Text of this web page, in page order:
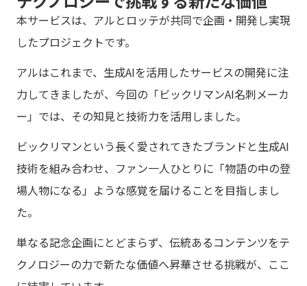
本サービスは、アルとロッテが共同で企画・開発し実現
したプロジェクトです。
アルはこれまで、生成AIを活用したサービスの開発に注
力してきましたが、今回の「ビックリマンAI名刺メーカ
ー」では、その知見と技術力を活用しました。
ビックリマンという長く愛されてきたブランドと生成AI
技術を組み合わせ、ファン一人ひとりに「物語の中の登
場人物になる」ような感覚を届けることを目指しまし
た。
単なる記念企画にとどまらず、伝統あるコンテンツをテ
クノロジーの力で新たな価値へ昇華させる挑戦が、ここ